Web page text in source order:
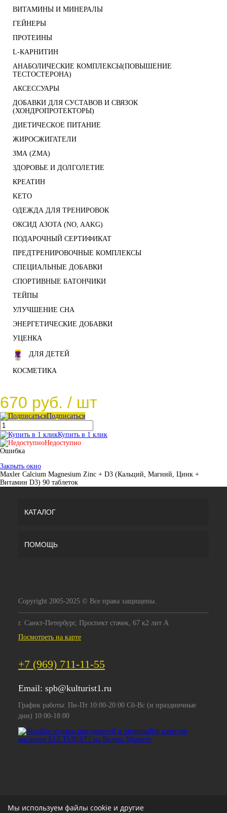
ВИТАМИНЫ И МИНЕРАЛЫ
ГЕЙНЕРЫ
ПРОТЕИНЫ
L-КАРНИТИН
АНАБОЛИЧЕСКИЕ КОМПЛЕКСЫ(ПОВЫШЕНИЕ
ТЕСТОСТЕРОНА)
АКСЕССУАРЫ
ДОБАВКИ ДЛЯ СУСТАВОВ И СВЯЗОК
(ХОНДРОПРОТЕКТОРЫ)
ДИЕТИЧЕСКОЕ ПИТАНИЕ
ЖИРОСЖИГАТЕЛИ
ЗМА (ZMA)
ЗДОРОВЬЕ И ДОЛГОЛЕТИЕ
КРЕАТИН
KETO
ОДЕЖДА ДЛЯ ТРЕНИРОВОК
ОКСИД АЗОТА (NO, AAKG)
ПОДАРОЧНЫЙ СЕРТИФИКАТ
ПРЕДТРЕНИРОВОЧНЫЕ КОМПЛЕКСЫ
СПЕЦИАЛЬНЫЕ ДОБАВКИ
СПОРТИВНЫЕ БАТОНЧИКИ
ТЕЙПЫ
УЛУЧШЕНИЕ СНА
ЭНЕРГЕТИЧЕСКИЕ ДОБАВКИ
УЦЕНКА
ДЛЯ ДЕТЕЙ
КОСМЕТИКА
670 руб. / шт
Подписаться
Купить в 1 клик
Недоступно
Ошибка
Закрыть окно
Maxler Calcium Magnesium Zinc + D3 (Кальций, Магний, Цинк +
Витамин D3) 90 таблеток
КАТАЛОГ
ПОМОЩЬ
Copyright 2005-2025 © Все права защищены.
г. Санкт-Петербург, Проспект стачек, 67 к2 лит А
Посмотреть на карте
+7 (969) 711-11-55
Email: spb@kulturist1.ru
График работы: Пн-Пт 10:00-20:00 Сб-Вс (и праздничные
дни) 10:00-18:00
Мы используем файлы cookie и другие